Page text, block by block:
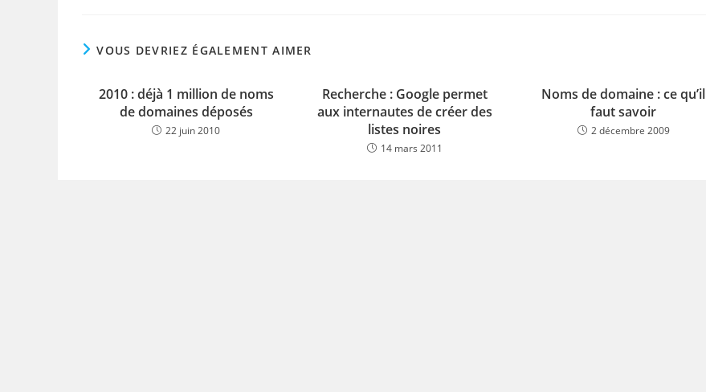
VOUS DEVRIEZ ÉGALEMENT AIMER
2010 : déjà 1 million de noms
de domaines déposés
22 juin 2010
Recherche : Google permet
aux internautes de créer des
listes noires
14 mars 2011
Noms de domaine : ce qu’il
faut savoir
2 décembre 2009